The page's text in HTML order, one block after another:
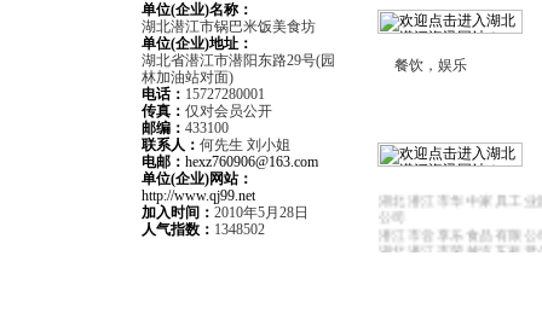
单位(企业)名称：
湖北潜江市锅巴米饭美食坊
单位(企业)地址：
湖北省潜江市潜阳东路29号(园
林加油站对面)
电话： 15727280001
传真： 仅对会员公开
邮编： 433100
联系人： 何先生 刘小姐
电邮： hexz760906@163.com
单位(企业)网站：
http://www.qj99.net
加入时间： 2010年5月28日
人气指数： 1348502
餐饮，娱乐
潜江市喜路汽车租赁服务
湖北潜江市华中家具工业
公司
潜江市尝享乐食品有限公
湖北潜江市荣越汽车租赁